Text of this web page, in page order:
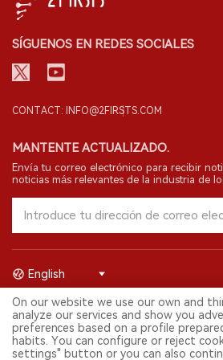
SÍGUENOS EN REDES SOCIALES
CONTACT: INFO@2FIRSTS.COM
MANTENTE ACTUALIZADO.
Envía tu correo electrónico para recibir
noticias más relevantes de la industria de
© 2026 Shenzhen 2FIRSTS Technology
reservados.
2FIRSTS solo es accesible para
investigadores, medios y otros profesionales.
está prohibido.
English
On our website we use our own and
analyze our services and show you
preferences based on a profile
habits. You can configure or reject
settings" button or you can also